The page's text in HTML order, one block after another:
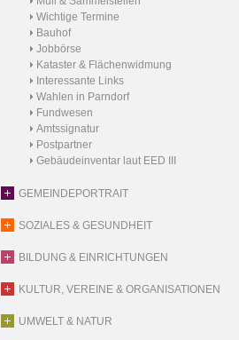
Wichtige Termine
Bauhof
Jobbörse
Kataster & Flächenwidmung
Interessante Links
Wahlen in Parndorf
Fundwesen
Amtssignatur
Postpartner
Gebäudeinventar laut EED III
GEMEINDEPORTRAIT
SOZIALES & GESUNDHEIT
BILDUNG & EINRICHTUNGEN
KULTUR, VEREINE & ORGANISATIONEN
UMWELT & NATUR